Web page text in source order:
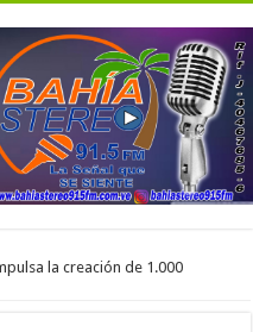
la creación de 1.000